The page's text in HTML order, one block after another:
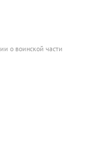
о воинской части